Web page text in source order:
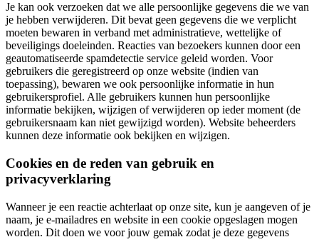
Je kan ook verzoeken dat we alle persoonlijke gegevens die we van
je hebben verwijderen. Dit bevat geen gegevens die we verplicht
moeten bewaren in verband met administratieve, wettelijke of
beveiligings doeleinden. Reacties van bezoekers kunnen door een
geautomatiseerde spamdetectie service geleid worden. Voor
gebruikers die geregistreerd op onze website (indien van
toepassing), bewaren we ook persoonlijke informatie in hun
gebruikersprofiel. Alle gebruikers kunnen hun persoonlijke
informatie bekijken, wijzigen of verwijderen op ieder moment (de
gebruikersnaam kan niet gewijzigd worden). Website beheerders
kunnen deze informatie ook bekijken en wijzigen.
Cookies en de reden van gebruik en
privacyverklaring
Wanneer je een reactie achterlaat op onze site, kun je aangeven of je
naam, je e-mailadres en website in een cookie opgeslagen mogen
worden. Dit doen we voor jouw gemak zodat je deze gegevens